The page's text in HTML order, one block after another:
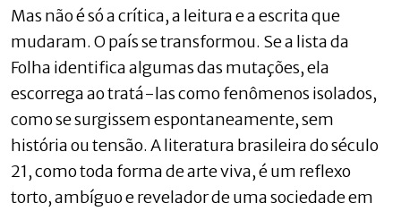
Mas não é só a crítica, a leitura e a escrita que
mudaram. O país se transformou. Se a lista da
Folha identifica algumas das mutações, ela
escorrega ao tratá-las como fenômenos isolados,
como se surgissem espontaneamente, sem
história ou tensão. A literatura brasileira do século
21, como toda forma de arte viva, é um reflexo
torto, ambíguo e revelador de uma sociedade em